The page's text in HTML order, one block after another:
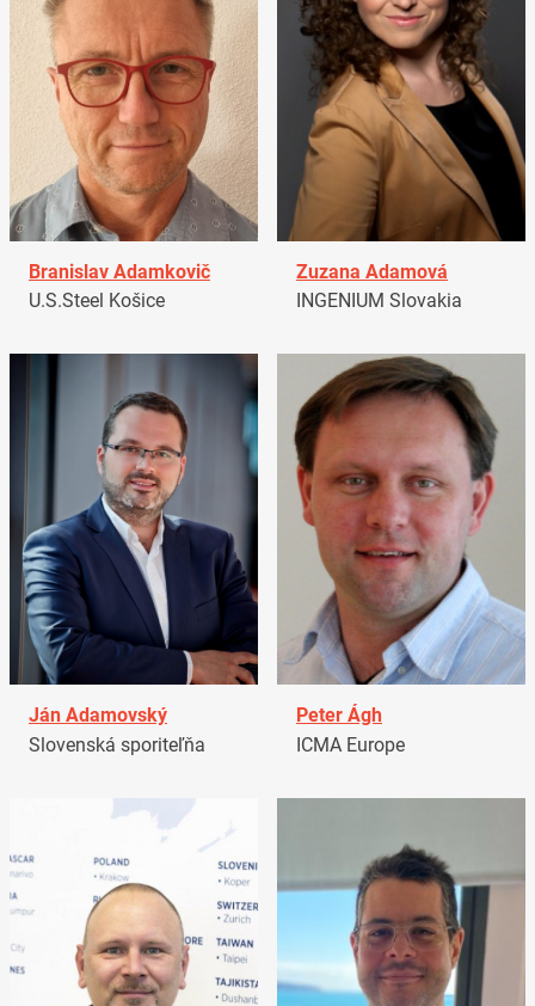
Branislav Adamkovič
U.S.Steel Košice
Zuzana Adamová
INGENIUM Slovakia
Ján Adamovský
Slovenská sporiteľňa
Peter Ágh
ICMA Europe